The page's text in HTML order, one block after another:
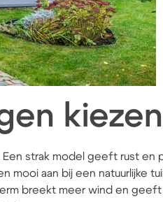
kiezen
strak model geeft rust en
mooi aan bij een natuurlijke
breekt meer wind en geeft